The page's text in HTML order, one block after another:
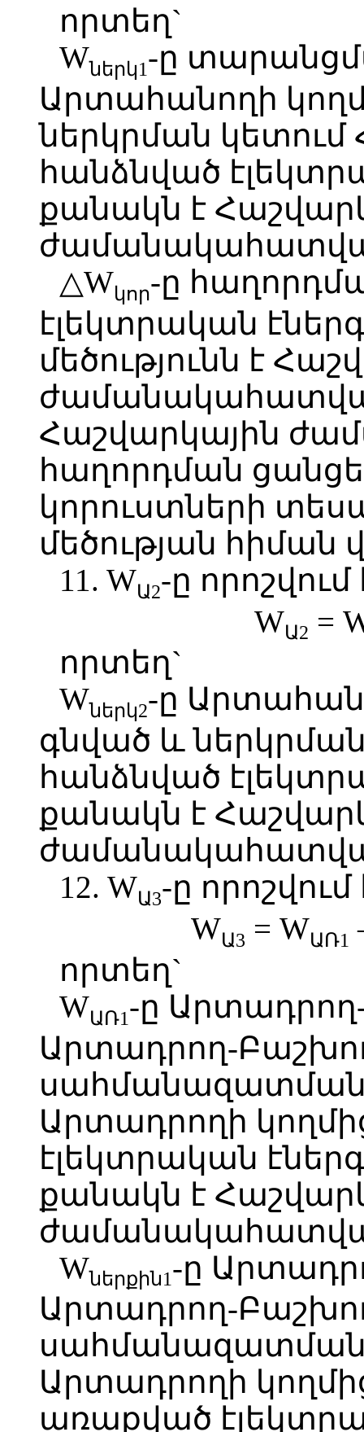
որտեղ`
Wներկ1-ը
Արտահանողի
ներկրման կետում
հանձնված
քանակն է
△Wկոր-ը
էլեկտրական
մեծությունն է
Հաշվարկային
հաղորդման
կորուստների
մեծության հիման
11. WԱ2-ը
WԱ2 =
որտեղ`
Wներկ2-ը
գնված և
հանձնված
քանակն է
12. WԱ3-ը
WԱ3 = WԱՌ1
որտեղ`
WԱՌ1-ը
Արտադրող-
սահմանազատման
Արտադրողի
էլեկտրական
քանակն է
Wներքին1-ը
Արտադրող-
սահմանազատման
Արտադրողի
առաքված